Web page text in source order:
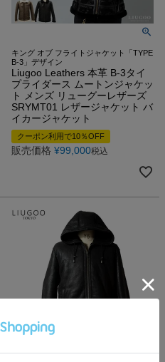
キング オブ フライトジャケット「TYPE
B-3」デザイン
Liugoo Leathers 本革 B-3タイ
プライダース ムートンジャケッ
ト メンズ リューグーレザーズ
SRYMT01 レザージャケット バ
イカージャケット
クーポン利用で10％OFF
販売価格 ¥99,000税込